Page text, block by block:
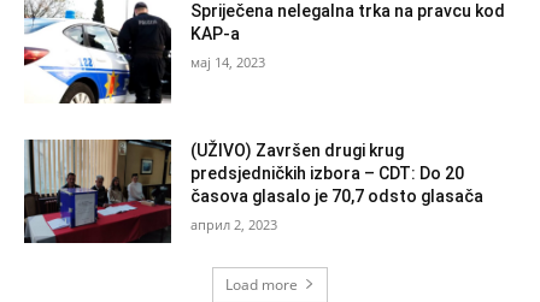
Spriječena nelegalna trka na pravcu kod
KAP-a
мај 14, 2023
(UŽIVO) Završen drugi krug
predsjedničkih izbora – CDT: Do 20
časova glasalo je 70,7 odsto glasača
април 2, 2023
Load more